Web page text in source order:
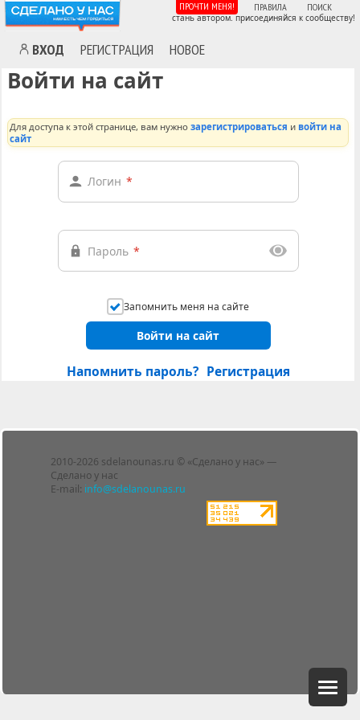
ВХОД РЕГИСТРАЦИЯ НОВОЕ
ПРОЧТИ МЕНЯ! ПРАВИЛА ПОИСК
стань автором. присоединяйся к сообществу!
Войти на сайт
Для доступа к этой странице, вам нужнозарегистрироваться ивойти на
сайт
Логин *
Пароль *
Запомнить меня на сайте
Войти на сайт
Напомнить пароль? Регистрация
2010-2026 sdelanounas.ru © «Сделано у нас» —
Сделано у нас
E-mail: info@sdelanounas.ru
Блоги
Люди
Политика